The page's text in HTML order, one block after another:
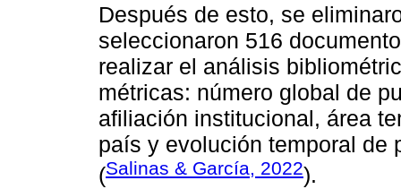
Después de esto, se
seleccionaron 516
realizar el análisis
métricas: número global de
afiliación institucional, área
país y evolución temporal de
(Salinas & García, 2022).